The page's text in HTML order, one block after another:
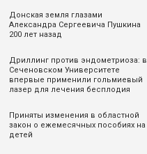
Донская земля глазами
Александра Сергеевича Пушкина
200 лет назад
Дриллинг против эндометриоза: в
Сеченовском Университете
впервые применили гольмиевый
лазер для лечения бесплодия
Приняты изменения в областной
закон о ежемесячных пособиях на
детей